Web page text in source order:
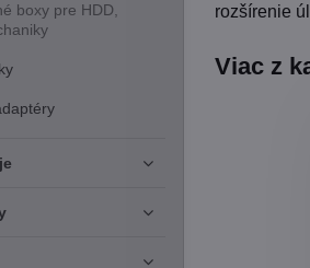
rozšírenie
Viac z
boxy pre HDD,